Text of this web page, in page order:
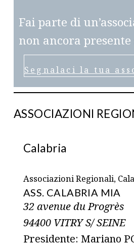
Fai parte di
non ancora
Segnalaci la tua
ASSOCIAZIONI
Calabria
Associazioni Regionali,
ASS. CALABRIA MIA
32 avenue du Progrès
94400 VITRY S/ SEINE
Presidente: Mariano